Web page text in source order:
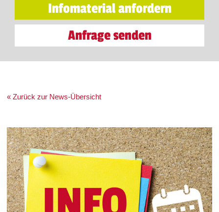
Infomaterial anfordern
Anfrage senden
« Zurück zur News-Übersicht